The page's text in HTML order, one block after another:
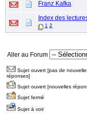
Franz Kafka
Index des
1 2
Aller au Forum
Sujet ouvert [pas de
réponses]
Sujet ouvert [nouvelles
Sujet fermé
Sujet à voir